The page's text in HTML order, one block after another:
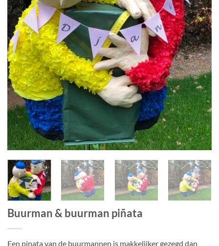
Buurman & buurman piñata
Een pinata van de buurmannen is makkelijker gezegd dan